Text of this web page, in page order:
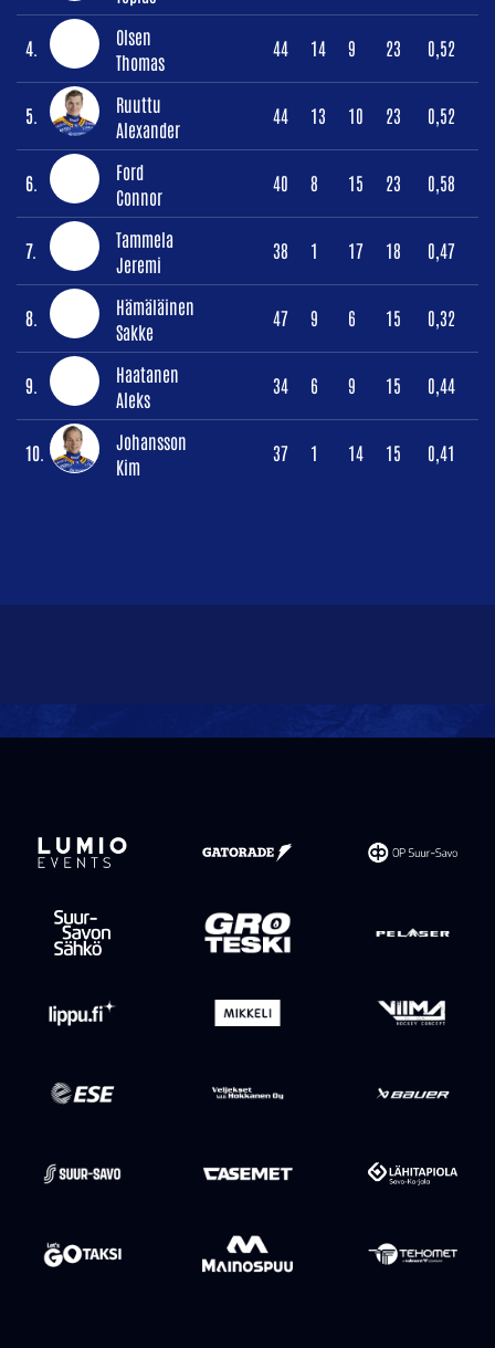
4.
Olsen
Thomas
44 14 9 23 0,52
5.
Ruuttu
Alexander
44 13 10 23 0,52
6.
Ford
Connor
40 8 15 23 0,58
7.
Tammela
Jeremi
38 1 17 18 0,47
8.
Hämäläinen
Sakke
47 9 6 15 0,32
9.
Haatanen
Aleks
34 6 9 15 0,44
10.
Johansson
Kim
37 1 14 15 0,41